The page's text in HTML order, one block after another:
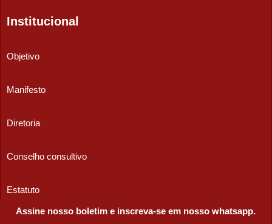
Institucional
Objetivo
Manifesto
Diretoria
Conselho consultivo
Estatuto
Assine nosso boletim e inscreva-se em nosso whatsapp.